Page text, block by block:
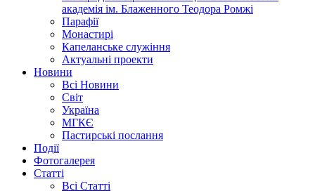
академія ім. Блаженного Теодора Ромжі
Парафії
Монастирі
Капеланське служіння
Актуальні проекти
Новини
Всі Новини
Світ
Україна
МГКЄ
Пастирські послання
Події
Фотогалерея
Статті
Всі Статті